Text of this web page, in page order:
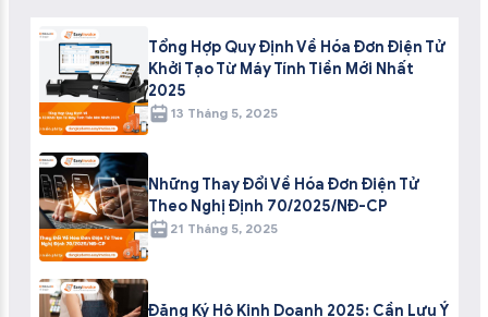
Tổng Hợp Quy Định Về Hóa Đơn Điện Tử
Khởi Tạo Từ Máy Tính Tiền Mới Nhất
2025
13 Tháng 5, 2025
Những Thay Đổi Về Hóa Đơn Điện Tử
Theo Nghị Định 70/2025/NĐ-CP
21 Tháng 5, 2025
Đăng Ký Hộ Kinh Doanh 2025: Cần Lưu Ý